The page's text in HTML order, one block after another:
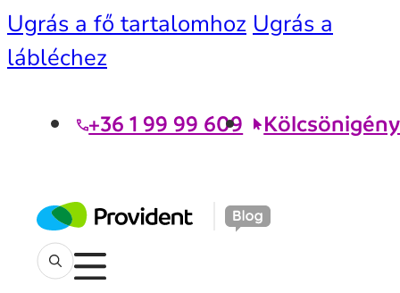
Ugrás a fő tartalomhoz Ugrás a
lábléchez
+36 1 99 99 609